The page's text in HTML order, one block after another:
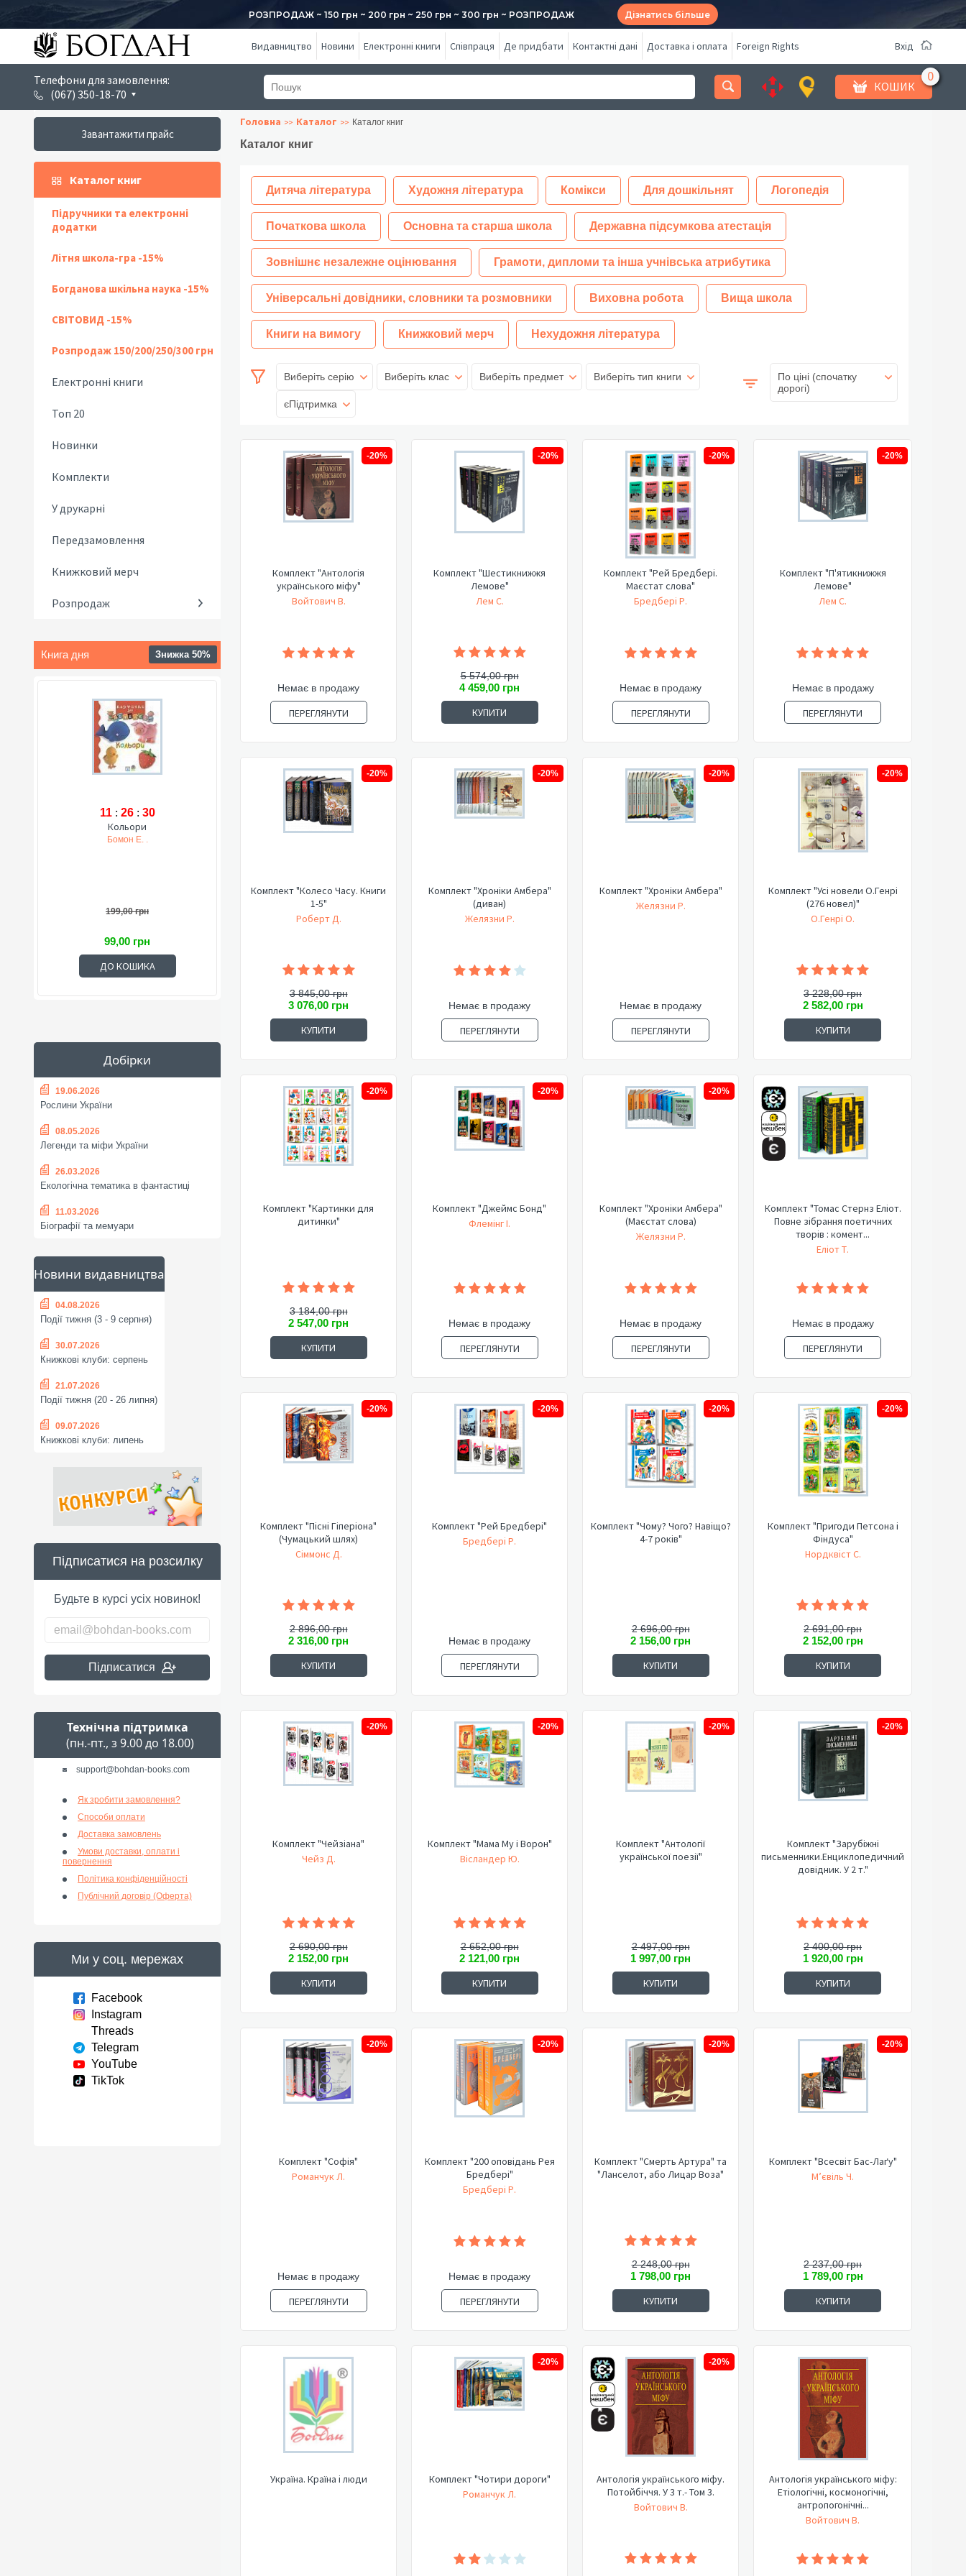
РОЗПРОДАЖ ~ 150 грн ~ 200 грн ~ 250 грн ~ 300 грн ~ РОЗПРОДАЖ Дізнатись більше
Видавництво Новини Електронні книги Співпраця Де придбати Контактні дані Доставка і оплата Foreign Rights Вхід
Телефони для замовлення:
(067) 350-18-70
КОШИК
Завантажити прайс
Каталог книг
Підручники та електронні
додатки
Літня школа-гра -15%
Богданова шкільна наука -15%
СВІТОВИД -15%
Розпродаж 150/200/250/300 грн
Електронні книги
Топ 20
Новинки
Комплекти
У друкарні
Передзамовлення
Книжковий мерч
Розпродаж
Книга дня Знижка 50%
11 : 26 : 29
Кольори
Бомон Е. .
199,00 грн
99,00 грн
ДО КОШИКА
Добірки
19.06.2026
Рослини України
08.05.2026
Легенди та міфи України
26.03.2026
Екологічна тематика в фантастиці
11.03.2026
Біографії та мемуари
Новини видавництва
04.08.2026
Події тижня (3 - 9 серпня)
30.07.2026
Книжкові клуби: серпень
21.07.2026
Події тижня (20 - 26 липня)
09.07.2026
Книжкові клуби: липень
Підписатися на розсилку
Будьте в курсі усіх новинок!
Підписатися
Технічна підтримка
(пн.-пт., з 9.00 до 18.00)
support@bohdan-books.com
Як зробити замовлення?
Способи оплати
Доставка замовлень
Умови доставки, оплати і
повернення
Політика конфіденційності
Публічний договір (Оферта)
Ми у соц. мережах
Facebook
Instagram
Threads
Telegram
YouTube
TikTok
Головна Каталог Каталог книг
Каталог книг
Дитяча література Художня література Комікси Для дошкільнят Логопедія
Початкова школа Основна та старша школа Державна підсумкова атестація
Зовнішнє незалежне оцінювання Грамоти, дипломи та інша учнівська атрибутика
Універсальні довідники, словники та розмовники Виховна робота Вища школа
Книги на вимогу Книжковий мерч Нехудожня література
Виберіть серію Виберіть клас Виберіть предмет Виберіть тип книги
єПідтримка
По ціні (спочатку
дорогі)
-20%
Комплект "Антологія
українського міфу"
Войтович В.
Немає в продажу
ПЕРЕГЛЯНУТИ
-20%
Комплект "Шестикнижжя
Лемове"
Лем С.
5 574,00 грн
4 459,00 грн
КУПИТИ
-20%
Комплект "Рей Бредбері.
Маєстат слова"
Бредбері Р.
Немає в продажу
ПЕРЕГЛЯНУТИ
-20%
Комплект "П'ятикнижжя
Лемове"
Лем С.
Немає в продажу
ПЕРЕГЛЯНУТИ
-20%
Комплект "Колесо Часу. Книги
1-5"
Роберт Д.
3 845,00 грн
3 076,00 грн
КУПИТИ
-20%
Комплект "Хроніки Амбера"
(диван)
Желязни Р.
Немає в продажу
ПЕРЕГЛЯНУТИ
-20%
Комплект "Хроніки Амбера"
Желязни Р.
Немає в продажу
ПЕРЕГЛЯНУТИ
-20%
Комплект "Усі новели О.Генрі
(276 новел)"
О.Генрі О.
3 228,00 грн
2 582,00 грн
КУПИТИ
-20%
Комплект "Картинки для
дитинки"
3 184,00 грн
2 547,00 грн
КУПИТИ
-20%
Комплект "Джеймс Бонд"
Флемінг І.
Немає в продажу
ПЕРЕГЛЯНУТИ
-20%
Комплект "Хроніки Амбера"
(Маєстат слова)
Желязни Р.
Немає в продажу
ПЕРЕГЛЯНУТИ
Комплект "Томас Стернз Еліот.
Повне зібрання поетичних
творів : комент...
Еліот Т.
Немає в продажу
ПЕРЕГЛЯНУТИ
-20%
Комплект "Пісні Гіперіона"
(Чумацький шлях)
Сіммонс Д.
2 896,00 грн
2 316,00 грн
КУПИТИ
-20%
Комплект "Рей Бредбері"
Бредбері Р.
Немає в продажу
ПЕРЕГЛЯНУТИ
-20%
Комплект "Чому? Чого? Навіщо?
4-7 років"
2 696,00 грн
2 156,00 грн
КУПИТИ
-20%
Комплект "Пригоди Петсона і
Фіндуса"
Нордквіст С.
2 691,00 грн
2 152,00 грн
КУПИТИ
-20%
Комплект "Чейзіана"
Чейз Д.
2 690,00 грн
2 152,00 грн
КУПИТИ
-20%
Комплект "Мама Му і Ворон"
Вісландер Ю.
2 652,00 грн
2 121,00 грн
КУПИТИ
-20%
Комплект "Антології
української поезії"
2 497,00 грн
1 997,00 грн
КУПИТИ
-20%
Комплект "Зарубіжні
письменники.Енциклопедичний
довідник. У 2 т."
2 400,00 грн
1 920,00 грн
КУПИТИ
-20%
Комплект "Софія"
Романчук Л.
Немає в продажу
ПЕРЕГЛЯНУТИ
-20%
Комплект "200 оповідань Рея
Бредбері"
Бредбері Р.
Немає в продажу
ПЕРЕГЛЯНУТИ
-20%
Комплект "Смерть Артура" та
"Ланселот, або Лицар Воза"
2 248,00 грн
1 798,00 грн
КУПИТИ
-20%
Комплект "Всесвіт Бас-Лаґу"
М’євіль Ч.
2 237,00 грн
1 789,00 грн
КУПИТИ
Україна. Країна і люди
-20%
Комплект "Чотири дороги"
Романчук Л.
-20%
Антологія українського міфу.
Потойбіччя. У 3 т.- Том 3.
Войтович В.
Антологія українського міфу:
Етіологічні, космоногічні,
антропогонічні...
Войтович В.